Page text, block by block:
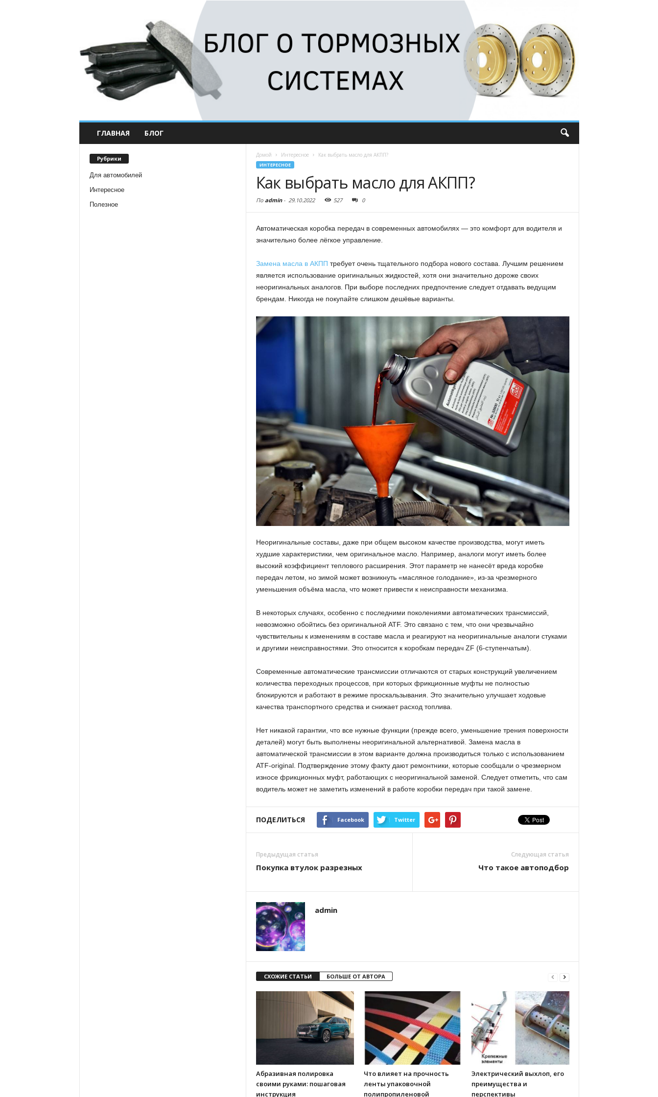
ГЛАВНАЯ БЛОГ
Рубрики
Для автомобилей
Интересное
Полезное
Домой Интересное Как выбрать масло для АКПП?
ИНТЕРЕСНОЕ
Как выбрать масло для АКПП?
По admin- 29.10.2022 527 0
Автоматическая коробка передач в современных автомобилях — это комфорт для водителя и
значительно более лёгкое управление.
Замена масла в АКПП требует очень тщательного подбора нового состава. Лучшим решением
является использование оригинальных жидкостей, хотя они значительно дороже своих
неоригинальных аналогов. При выборе последних предпочтение следует отдавать ведущим
брендам. Никогда не покупайте слишком дешёвые варианты.
Неоригинальные составы, даже при общем высоком качестве производства, могут иметь
худшие характеристики, чем оригинальное масло. Например, аналоги могут иметь более
высокий коэффициент теплового расширения. Этот параметр не нанесёт вреда коробке
передач летом, но зимой может возникнуть «масляное голодание», из-за чрезмерного
уменьшения объёма масла, что может привести к неисправности механизма.
В некоторых случаях, особенно с последними поколениями автоматических трансмиссий,
невозможно обойтись без оригинальной ATF. Это связано с тем, что они чрезвычайно
чувствительны к изменениям в составе масла и реагируют на неоригинальные аналоги стуками
и другими неисправностями. Это относится к коробкам передач ZF (6-ступенчатым).
Современные автоматические трансмиссии отличаются от старых конструкций увеличением
количества переходных процессов, при которых фрикционные муфты не полностью
блокируются и работают в режиме проскальзывания. Это значительно улучшает ходовые
качества транспортного средства и снижает расход топлива.
Нет никакой гарантии, что все нужные функции (прежде всего, уменьшение трения поверхности
деталей) могут быть выполнены неоригинальной альтернативой. Замена масла в
автоматической трансмиссии в этом варианте должна производиться только с использованием
ATF-original. Подтверждение этому факту дают ремонтники, которые сообщали о чрезмерном
износе фрикционных муфт, работающих с неоригинальной заменой. Следует отметить, что сам
водитель может не заметить изменений в работе коробки передач при такой замене.
ПОДЕЛИТЬСЯ Facebook Twitter
Предыдущая статья
Покупка втулок разрезных
Следующая статья
Что такое автоподбор
admin
СХОЖИЕ СТАТЬИ БОЛЬШЕ ОТ АВТОРА
Абразивная полировка
своими руками: пошаговая
инструкция
Что влияет на прочность
ленты упаковочной
полипропиленовой
Электрический выхлоп, его
преимущества и
перспективы